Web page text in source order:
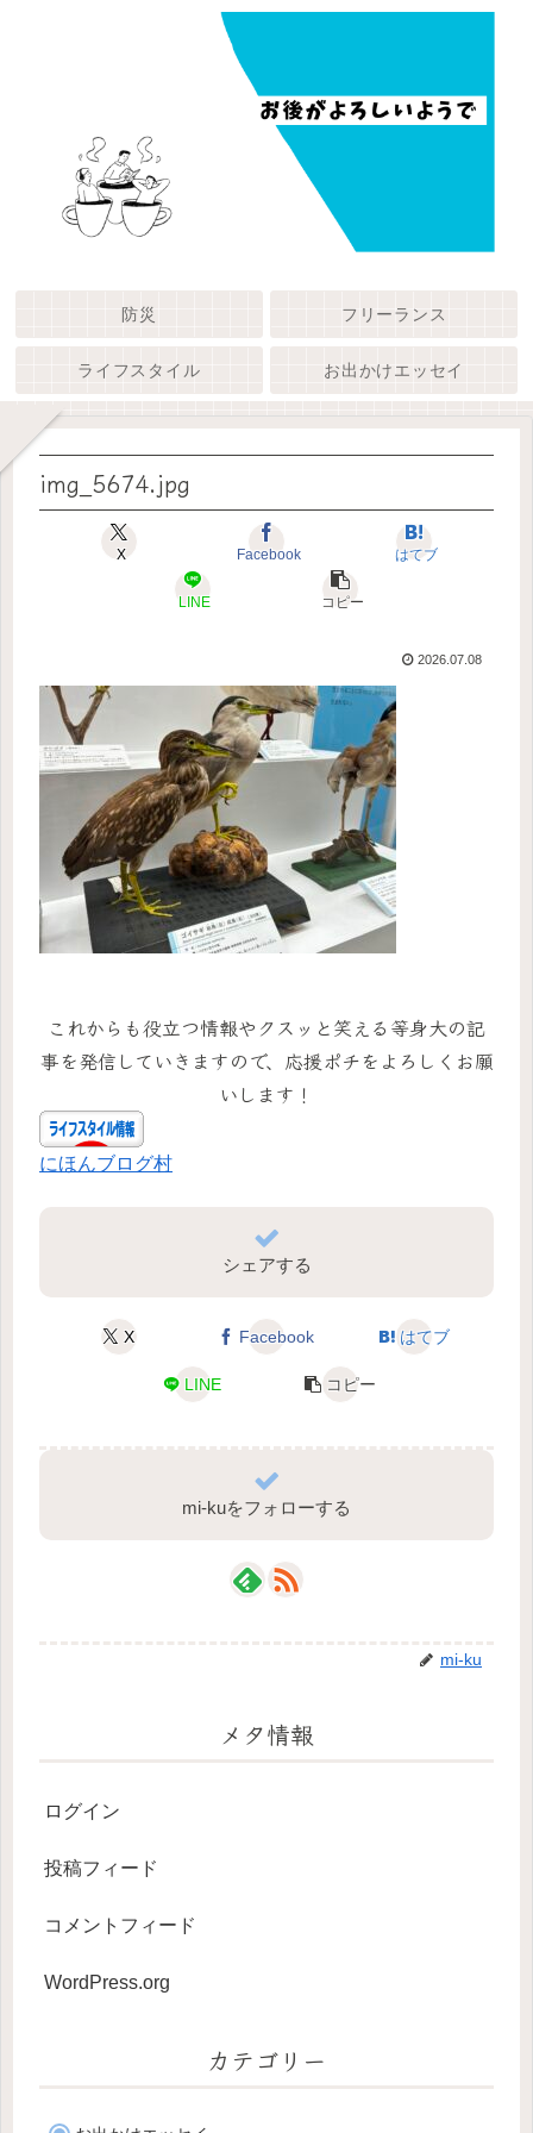
防災 フリーランス
ライフスタイル お出かけエッセイ
img_5674.jpg
X Facebook はてブ
LINE コピー
2026.07.08
これからも役立つ情報やクスッと笑える等身大の記
事を発信していきますので、応援ポチをよろしくお願
いします！
にほんブログ村
シェアする
X Facebook はてブ
LINE コピー
mi-kuをフォローする
mi-ku
メタ情報
ログイン
投稿フィード
コメントフィード
WordPress.org
カテゴリー